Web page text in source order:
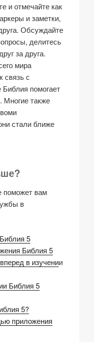
и отмечайте как
и заметки,
Обсуждайте
делитесь
за друга.
мира
связь с
помогает
также
стали ближе
поможет вам
в
5
Библия 5
в изучении
Библия 5
5?
приложения